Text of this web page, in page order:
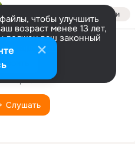
Войти
чтобы улучшить
возраст менее 13 лет,
должен ваш законный
информации
лет спустя
Корнелюк
Слушать